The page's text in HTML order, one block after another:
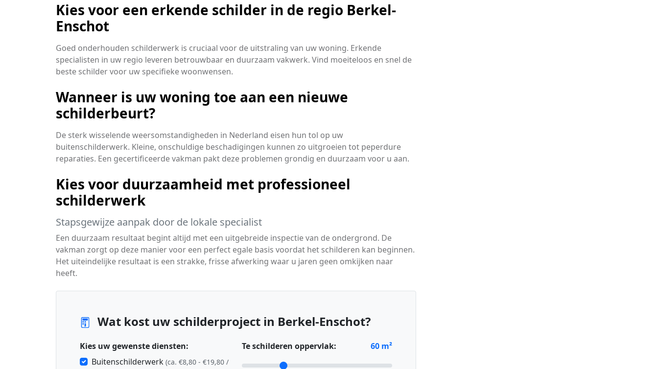
Kies voor een erkende schilder in de regio Berkel-
Enschot
Goed onderhouden schilderwerk is cruciaal voor de uitstraling van uw woning. Erkende
specialisten in uw regio leveren betrouwbaar en duurzaam vakwerk. Vind moeiteloos en snel de
beste schilder voor uw specifieke woonwensen.
Wanneer is uw woning toe aan een nieuwe
schilderbeurt?
De sterk wisselende weersomstandigheden in Nederland eisen hun tol op uw
buitenschilderwerk. Kleine, onschuldige beschadigingen kunnen zo uitgroeien tot peperdure
reparaties. Een gecertificeerde vakman pakt deze problemen grondig en duurzaam voor u aan.
Kies voor duurzaamheid met professioneel
schilderwerk
Stapsgewijze aanpak door de lokale specialist
Een duurzaam resultaat begint altijd met een uitgebreide inspectie van de ondergrond. De
vakman zorgt op deze manier voor een perfect egale basis voordat het schilderen kan beginnen.
Het uiteindelijke resultaat is een strakke, frisse afwerking waar u jaren geen omkijken naar
heeft.
Wat kost uw schilderproject in Berkel-Enschot?
Kies uw gewenste diensten:
Buitenschilderwerk (ca. €8,80 - €19,80 /
Te schilderen oppervlak: 60 m²